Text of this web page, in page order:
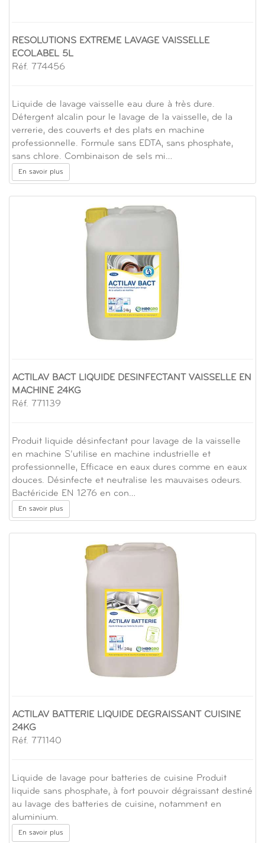
RESOLUTIONS EXTREME LAVAGE VAISSELLE
ECOLABEL 5L
Réf. 774456
Liquide de lavage vaisselle eau dure à très dure.
Détergent alcalin pour le lavage de la vaisselle, de la
verrerie, des couverts et des plats en machine
professionnelle. Formule sans EDTA, sans phosphate,
sans chlore. Combinaison de sels mi…
En savoir plus
ACTILAV BACT LIQUIDE DESINFECTANT VAISSELLE EN
MACHINE 24KG
Réf. 771139
Produit liquide désinfectant pour lavage de la vaisselle
en machine S’utilise en machine industrielle et
professionnelle, Efficace en eaux dures comme en eaux
douces. Désinfecte et neutralise les mauvaises odeurs.
Bactéricide EN 1276 en con…
En savoir plus
ACTILAV BATTERIE LIQUIDE DEGRAISSANT CUISINE
24KG
Réf. 771140
Liquide de lavage pour batteries de cuisine Produit
liquide sans phosphate, à fort pouvoir dégraissant destiné
au lavage des batteries de cuisine, notamment en
aluminium.
En savoir plus